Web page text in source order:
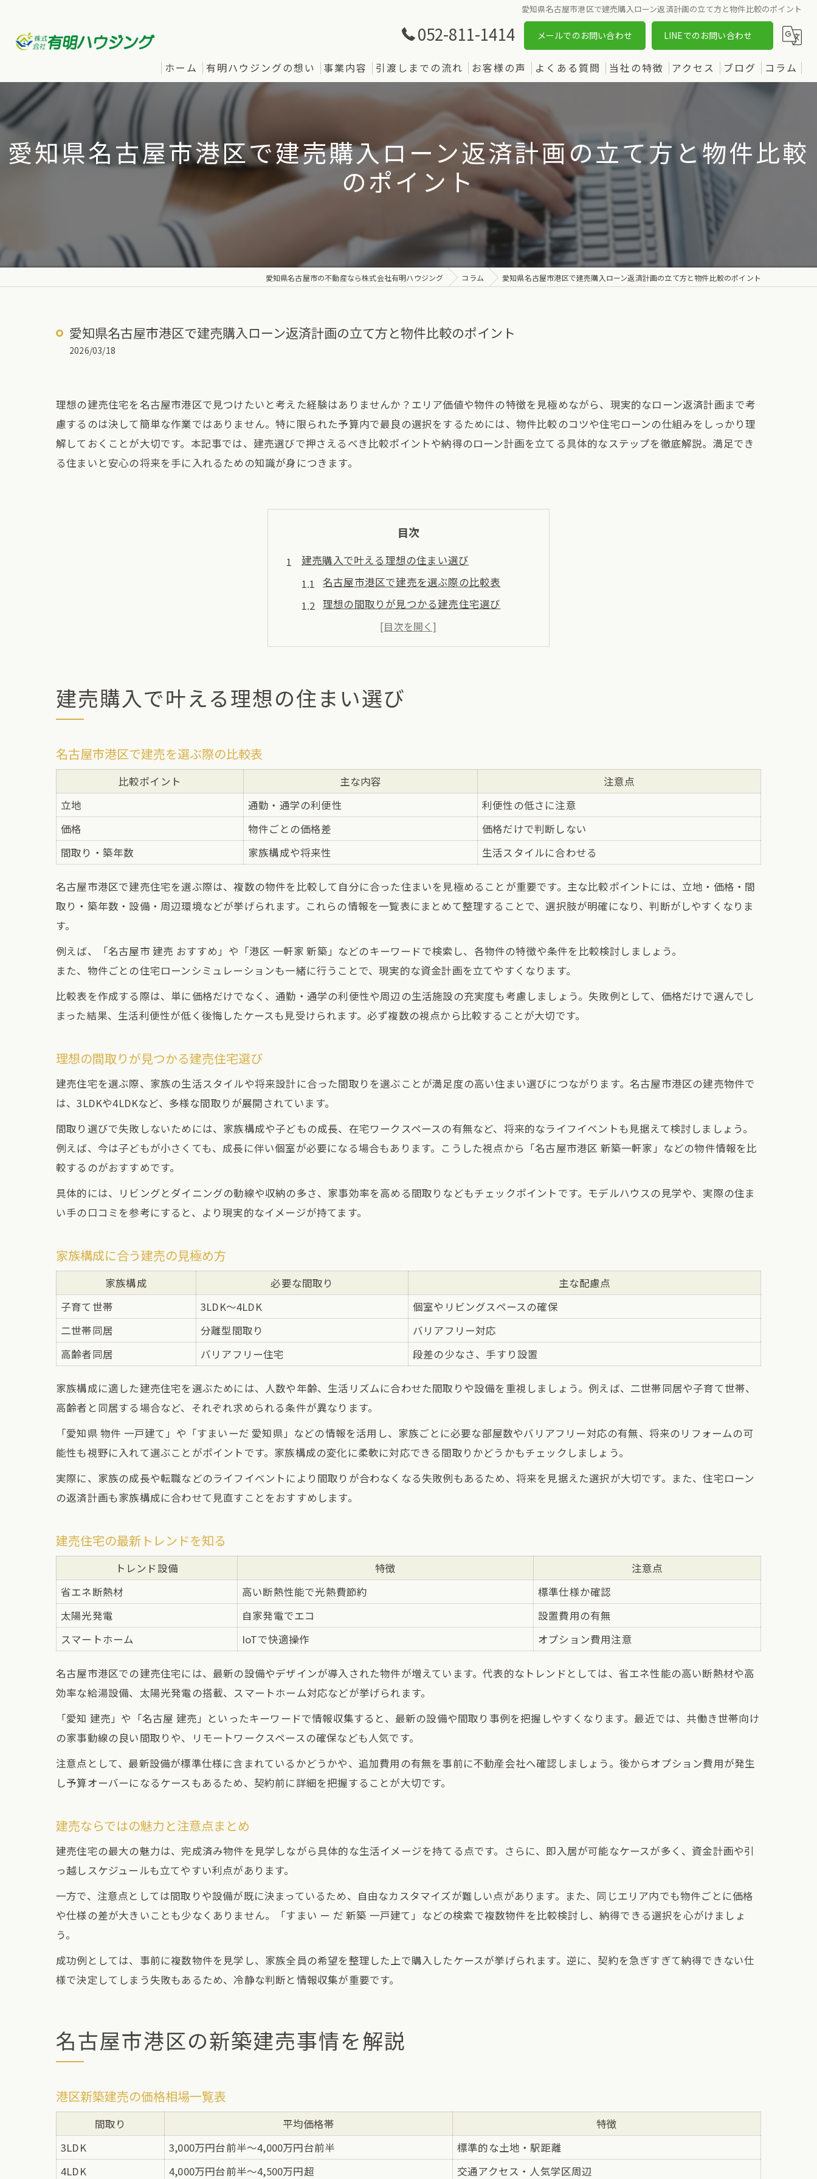
愛知県名古屋市港区で建売購入ローン返済計画の立て方と物件比較のポイント
052-811-1414 メールでのお問い合わせ LINEでのお問い合わせ
ホーム 有明ハウジングの想い 事業内容 引渡しまでの流れ お客様の声 よくある質問 当社の特徴
土地
新築
中古
アクセス ブログ コラム
愛知県名古屋市港区で建売購入ローン返済計画の立て方と物件比較
のポイント
愛知県名古屋市の不動産なら株式会社有明ハウジング コラム 愛知県名古屋市港区で建売購入ローン返済計画の立て方と物件比較のポイント
愛知県名古屋市港区で建売購入ローン返済計画の立て方と物件比較のポイント
2026/03/18
理想の建売住宅を名古屋市港区で見つけたいと考えた経験はありませんか？エリア価値や物件の特徴を見極めながら、現実的なローン返済計画まで考
慮するのは決して簡単な作業ではありません。特に限られた予算内で最良の選択をするためには、物件比較のコツや住宅ローンの仕組みをしっかり理
解しておくことが大切です。本記事では、建売選びで押さえるべき比較ポイントや納得のローン計画を立てる具体的なステップを徹底解説。満足でき
る住まいと安心の将来を手に入れるための知識が身につきます。
目次
建売購入で叶える理想の住まい選び
名古屋市港区で建売を選ぶ際の比較表
理想の間取りが見つかる建売住宅選び
家族構成に合う建売の見極め方
建売住宅の最新トレンドを知る
名古屋市港区の新築建売事情を解説
港区新築建売の価格相場一覧表
建売住宅の間取り傾向とは
港区で建売を選ぶメリットとは
ローン計画の落とし穴と対策ポイント
建売購入時のローン比較早見表
返済計画で見落としがちな注意点
名古屋市港区の金利動向を知る
ローン審査で失敗しないコツ
手頃な建売住宅を見極めるコツとは
手頃な建売物件条件比較リスト
港区で割安な建売を探す視点
建売住宅のコストパフォーマンス
返済シミュレーションから始める家探し
建売ローン返済額シミュレーション表
無理のない返済計画の立て方
頭金準備から始まる家探し
家計に合う建売住宅の選び方
建売vs注文住宅の選び方と違いを知る
建売住宅が向いている人の傾向
注文住宅との違いを徹底解説
建売選択のメリット・デメリット
建売購入で叶える理想の住まい選び
名古屋市港区で建売を選ぶ際の比較表
比較ポイント 主な内容
注意点
立地
通勤・通学の利便性
利便性の低さに注意
価格
物件ごとの価格差
価格だけで判断しない
間取り・築年数
家族構成や将来性 生活スタイルに合わせる
名古屋市港区で建売住宅を選ぶ際は、複数の物件を比較して自分に合った住まいを見極めることが重要です。主な比較ポイントには、立地・価格・間
取り・築年数・設備・周辺環境などが挙げられます。これらの情報を一覧表にまとめて整理することで、選択肢が明確になり、判断がしやすくなりま
す。
例えば、「名古屋市 建売 おすすめ」や「港区 一軒家 新築」などのキーワードで検索し、各物件の特徴や条件を比較検討しましょう。
また、物件ごとの住宅ローンシミュレーションも一緒に行うことで、現実的な資金計画を立てやすくなります。
比較表を作成する際は、単に価格だけでなく、通勤・通学の利便性や周辺の生活施設の充実度も考慮しましょう。失敗例として、価格だけで選んでし
まった結果、生活利便性が低く後悔したケースも見受けられます。必ず複数の視点から比較することが大切です。
理想の間取りが見つかる建売住宅選び
建売住宅を選ぶ際、家族の生活スタイルや将来設計に合った間取りを選ぶことが満足度の高い住まい選びにつながります。名古屋市港区の建売物件で
は、3LDKや4LDKなど、多様な間取りが展開されています。
間取り選びで失敗しないためには、家族構成や子どもの成長、在宅ワークスペースの有無など、将来的なライフイベントも見据えて検討しましょう。
例えば、今は子どもが小さくても、成長に伴い個室が必要になる場合もあります。こうした視点から「名古屋市港区 新築一軒家」などの物件情報を比
較するのがおすすめです。
具体的には、リビングとダイニングの動線や収納の多さ、家事効率を高める間取りなどもチェックポイントです。モデルハウスの見学や、実際の住ま
い手の口コミを参考にすると、より現実的なイメージが持てます。
家族構成に合う建売の見極め方
家族構成 必要な間取り
主な配慮点
子育て世帯
3LDK～4LDK
個室やリビングスペースの確保
二世帯同居
分離型間取り
バリアフリー対応
高齢者同居
バリアフリー住宅 段差の少なさ、手すり設置
家族構成に適した建売住宅を選ぶためには、人数や年齢、生活リズムに合わせた間取りや設備を重視しましょう。例えば、二世帯同居や子育て世帯、
高齢者と同居する場合など、それぞれ求められる条件が異なります。
「愛知県 物件 一戸建て」や「すまいーだ 愛知県」などの情報を活用し、家族ごとに必要な部屋数やバリアフリー対応の有無、将来のリフォームの可
能性も視野に入れて選ぶことがポイントです。家族構成の変化に柔軟に対応できる間取りかどうかもチェックしましょう。
実際に、家族の成長や転職などのライフイベントにより間取りが合わなくなる失敗例もあるため、将来を見据えた選択が大切です。また、住宅ローン
の返済計画も家族構成に合わせて見直すことをおすすめします。
建売住宅の最新トレンドを知る
トレンド設備 特徴
注意点
省エネ断熱材
高い断熱性能で光熱費節約
標準仕様か確認
太陽光発電
自家発電でエコ
設置費用の有無
スマートホーム
IoTで快適操作 オプション費用注意
名古屋市港区での建売住宅には、最新の設備やデザインが導入された物件が増えています。代表的なトレンドとしては、省エネ性能の高い断熱材や高
効率な給湯設備、太陽光発電の搭載、スマートホーム対応などが挙げられます。
「愛知 建売」や「名古屋 建売」といったキーワードで情報収集すると、最新の設備や間取り事例を把握しやすくなります。最近では、共働き世帯向け
の家事動線の良い間取りや、リモートワークスペースの確保なども人気です。
注意点として、最新設備が標準仕様に含まれているかどうかや、追加費用の有無を事前に不動産会社へ確認しましょう。後からオプション費用が発生
し予算オーバーになるケースもあるため、契約前に詳細を把握することが大切です。
建売ならではの魅力と注意点まとめ
建売住宅の最大の魅力は、完成済み物件を見学しながら具体的な生活イメージを持てる点です。さらに、即入居が可能なケースが多く、資金計画や引
っ越しスケジュールも立てやすい利点があります。
一方で、注意点としては間取りや設備が既に決まっているため、自由なカスタマイズが難しい点があります。また、同じエリア内でも物件ごとに価格
や仕様の差が大きいことも少なくありません。「すまい ー だ 新築 一戸建て」などの検索で複数物件を比較検討し、納得できる選択を心がけましょ
う。
成功例としては、事前に複数物件を見学し、家族全員の希望を整理した上で購入したケースが挙げられます。逆に、契約を急ぎすぎて納得できない仕
様で決定してしまう失敗もあるため、冷静な判断と情報収集が重要です。
名古屋市港区の新築建売事情を解説
港区新築建売の価格相場一覧表
間取り 平均価格帯
特徴
3LDK
3,000万円台前半～4,000万円台前半
標準的な土地・駅距離
4LDK
4,000万円台前半～4,500万円超 交通アクセス・人気学区周辺